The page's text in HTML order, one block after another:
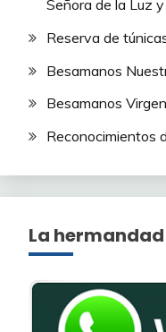
Señora de la Luz
Reserva de
Besamanos
Besamanos
Reconocimientos
La